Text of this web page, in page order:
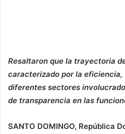
Resaltaron que la trayectoria
caracterizado por la
diferentes sectores
de transparencia en las
SANTO DOMINGO, República